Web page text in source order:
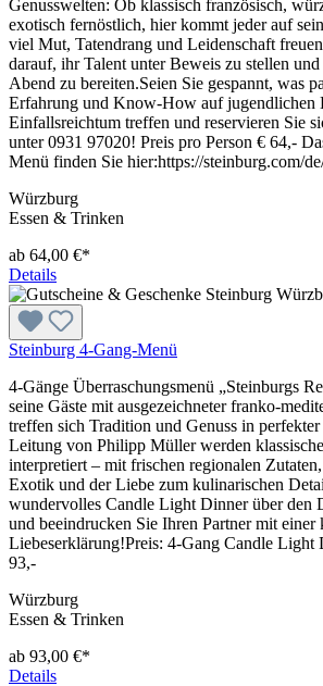
Genusswelten: Ob klassisch französisch,
exotisch fernöstlich, hier kommt jeder auf
viel Mut, Tatendrang und Leidenschaft
darauf, ihr Talent unter Beweis zu stellen
Abend zu bereiten.Seien Sie gespannt, was
Erfahrung und Know-How auf jugendlichen
Einfallsreichtum treffen und reservieren Sie
unter 0931 97020! Preis pro Person € 64,-
Menü finden Sie hier:https://steinburg.com/
Würzburg
Essen & Trinken
ab 64,00 €*
Details
Steinburg 4-Gang-Menü
4-Gänge Überraschungsmenü „Steinburgs
seine Gäste mit ausgezeichneter franko-
treffen sich Tradition und Genuss in
Leitung von Philipp Müller werden
interpretiert – mit frischen regionalen
Exotik und der Liebe zum kulinarischen
wundervolles Candle Light Dinner über den
und beeindrucken Sie Ihren Partner mit einer
Liebeserklärung!Preis: 4-Gang Candle Light
93,-
Würzburg
Essen & Trinken
ab 93,00 €*
Details